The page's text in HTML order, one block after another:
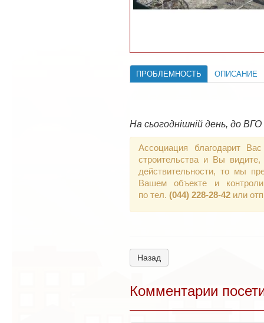
ПРОБЛЕМНОСТЬ ОПИСАНИЕ
На сьогоднішній день, до
Ассоциация благодарит
строительства и Вы
действительности, то мы
Вашем объекте и
по тел. (044) 228-28-42 или
Назад
Комментарии